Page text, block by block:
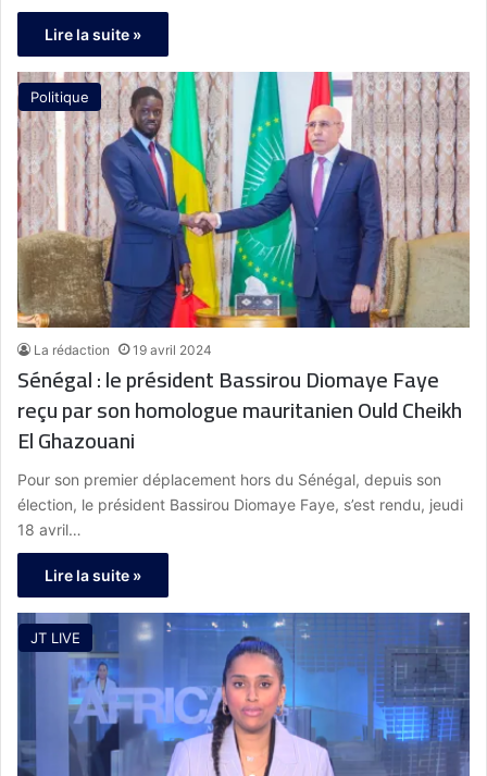
Lire la suite »
Politique
La rédaction 19 avril 2024
Sénégal : le président Bassirou Diomaye Faye
reçu par son homologue mauritanien Ould Cheikh
El Ghazouani
Pour son premier déplacement hors du Sénégal, depuis son
élection, le président Bassirou Diomaye Faye, s’est rendu, jeudi
18 avril…
Lire la suite »
JT LIVE